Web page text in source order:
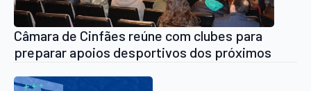
Câmara de Cinfães reúne com clubes para
preparar apoios desportivos dos próximos